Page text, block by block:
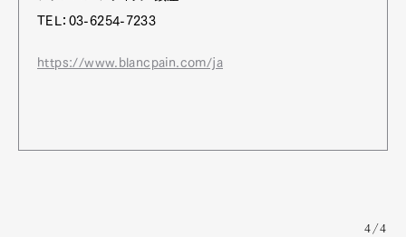
TEL：03-6254-7233
https://www.blancpain.com/ja
4/4